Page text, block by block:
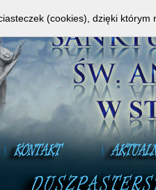
(cookies), dzięki którym